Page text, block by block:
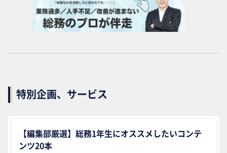
特別企画、サービス
【編集部厳選】総務1年生にオススメしたいコンテ
ンツ20本